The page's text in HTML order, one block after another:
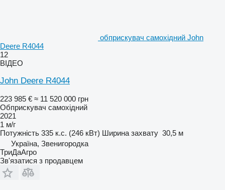
обприскувач самохідний John
Deere R4044
12
ВІДЕО
John Deere R4044
223 985 € ≈ 11 520 000 грн
Обприскувач самохідний
2021
1 м/г
Потужність 335 к.с. (246 кВт) Ширина захвату 30,5 м
Україна, Звенигородка
ТриДаАгро
Зв'язатися з продавцем